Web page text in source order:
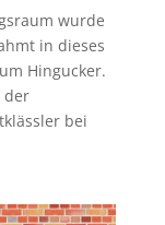
wurde
in dieses
Hingucker.
der
bei